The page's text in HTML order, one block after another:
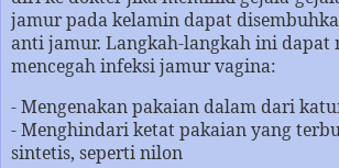
jamur pada kelamin dapat
anti jamur. Langkah-langkah ini dapat
mencegah infeksi jamur vagina:
- Mengenakan pakaian dalam dari
- Menghindari ketat pakaian yang
sintetis, seperti nilon